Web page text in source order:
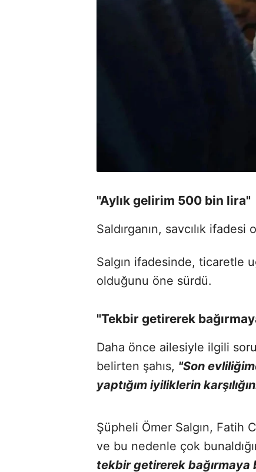
"Aylık gelirim 500 bin lira"
Saldırganın, savcılık ifadesi
Salgın ifadesinde, ticaretle
olduğunu öne sürdü.
"Tekbir getirerek
Daha önce ailesiyle ilgili
belirten şahıs, "Son
yaptığım iyiliklerin
Şüpheli Ömer Salgın, Fatih
ve bu nedenle çok
tekbir getirerek bağırmaya